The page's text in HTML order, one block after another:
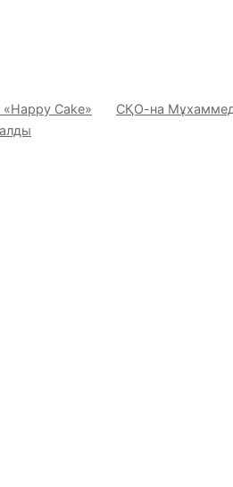
Cake»
СҚО-на